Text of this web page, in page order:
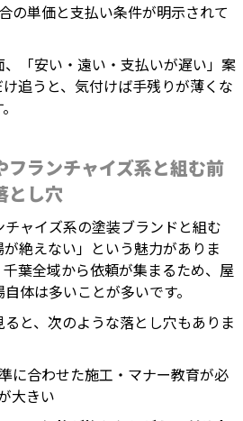
の単価と支払い条件が明示されて
「安い・遠い・支払いが遅い」案
追うと、気付けば手残りが薄くな
フランチャイズ系と組む前
とし穴
ャイズ系の塗装ブランドと組む
絶えない」という魅力がありま
葉全域から依頼が集まるため、屋
体は多いことが多いです。
と、次のような落とし穴もありま
に合わせた施工・マナー教育が必
大きい